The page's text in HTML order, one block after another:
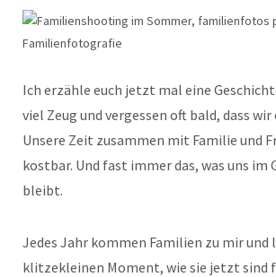
Ich erzähle euch jetzt mal eine
viel Zeug und vergessen oft bald, dass wir
Unsere Zeit zusammen mit Familie und
kostbar. Und fast immer das, was uns im
bleibt.
Jedes Jahr kommen Familien zu mir und
klitzekleinen Moment, wie sie jetzt sind